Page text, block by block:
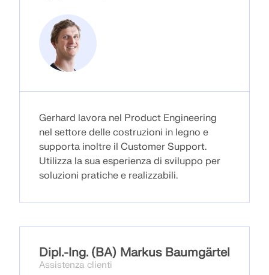
SCOPRI DI PIÙ
delle velocità del vento e dei dati sismici.
Gerhard lavora nel Product Engineering
nel settore delle costruzioni in legno e
supporta inoltre il Customer Support.
Utilizza la sua esperienza di sviluppo per
soluzioni pratiche e realizzabili.
Dipl.-Ing. (BA) Markus Baumgärtel
Assistenza clienti